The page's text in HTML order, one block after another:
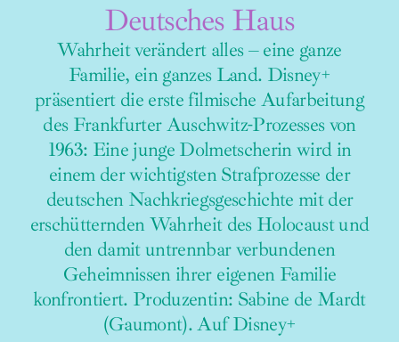
Deutsches Haus
Wahrheit verändert alles – eine ganze
Familie, ein ganzes Land. Disney+
präsentiert die erste filmische Aufarbeitung
des Frankfurter Auschwitz-Prozesses von
1963: Eine junge Dolmetscherin wird in
einem der wichtigsten Strafprozesse der
deutschen Nachkriegsgeschichte mit der
erschütternden Wahrheit des Holocaust und
den damit untrennbar verbundenen
Geheimnissen ihrer eigenen Familie
konfrontiert. Produzentin: Sabine de Mardt
(Gaumont). Auf Disney+